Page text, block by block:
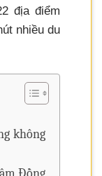
địa điểm
nhiều du
không